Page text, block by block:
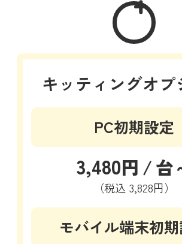
キッティングオプ
PC初期設定
3,480円 /台
（税込 3,828円）
モバイル端末初